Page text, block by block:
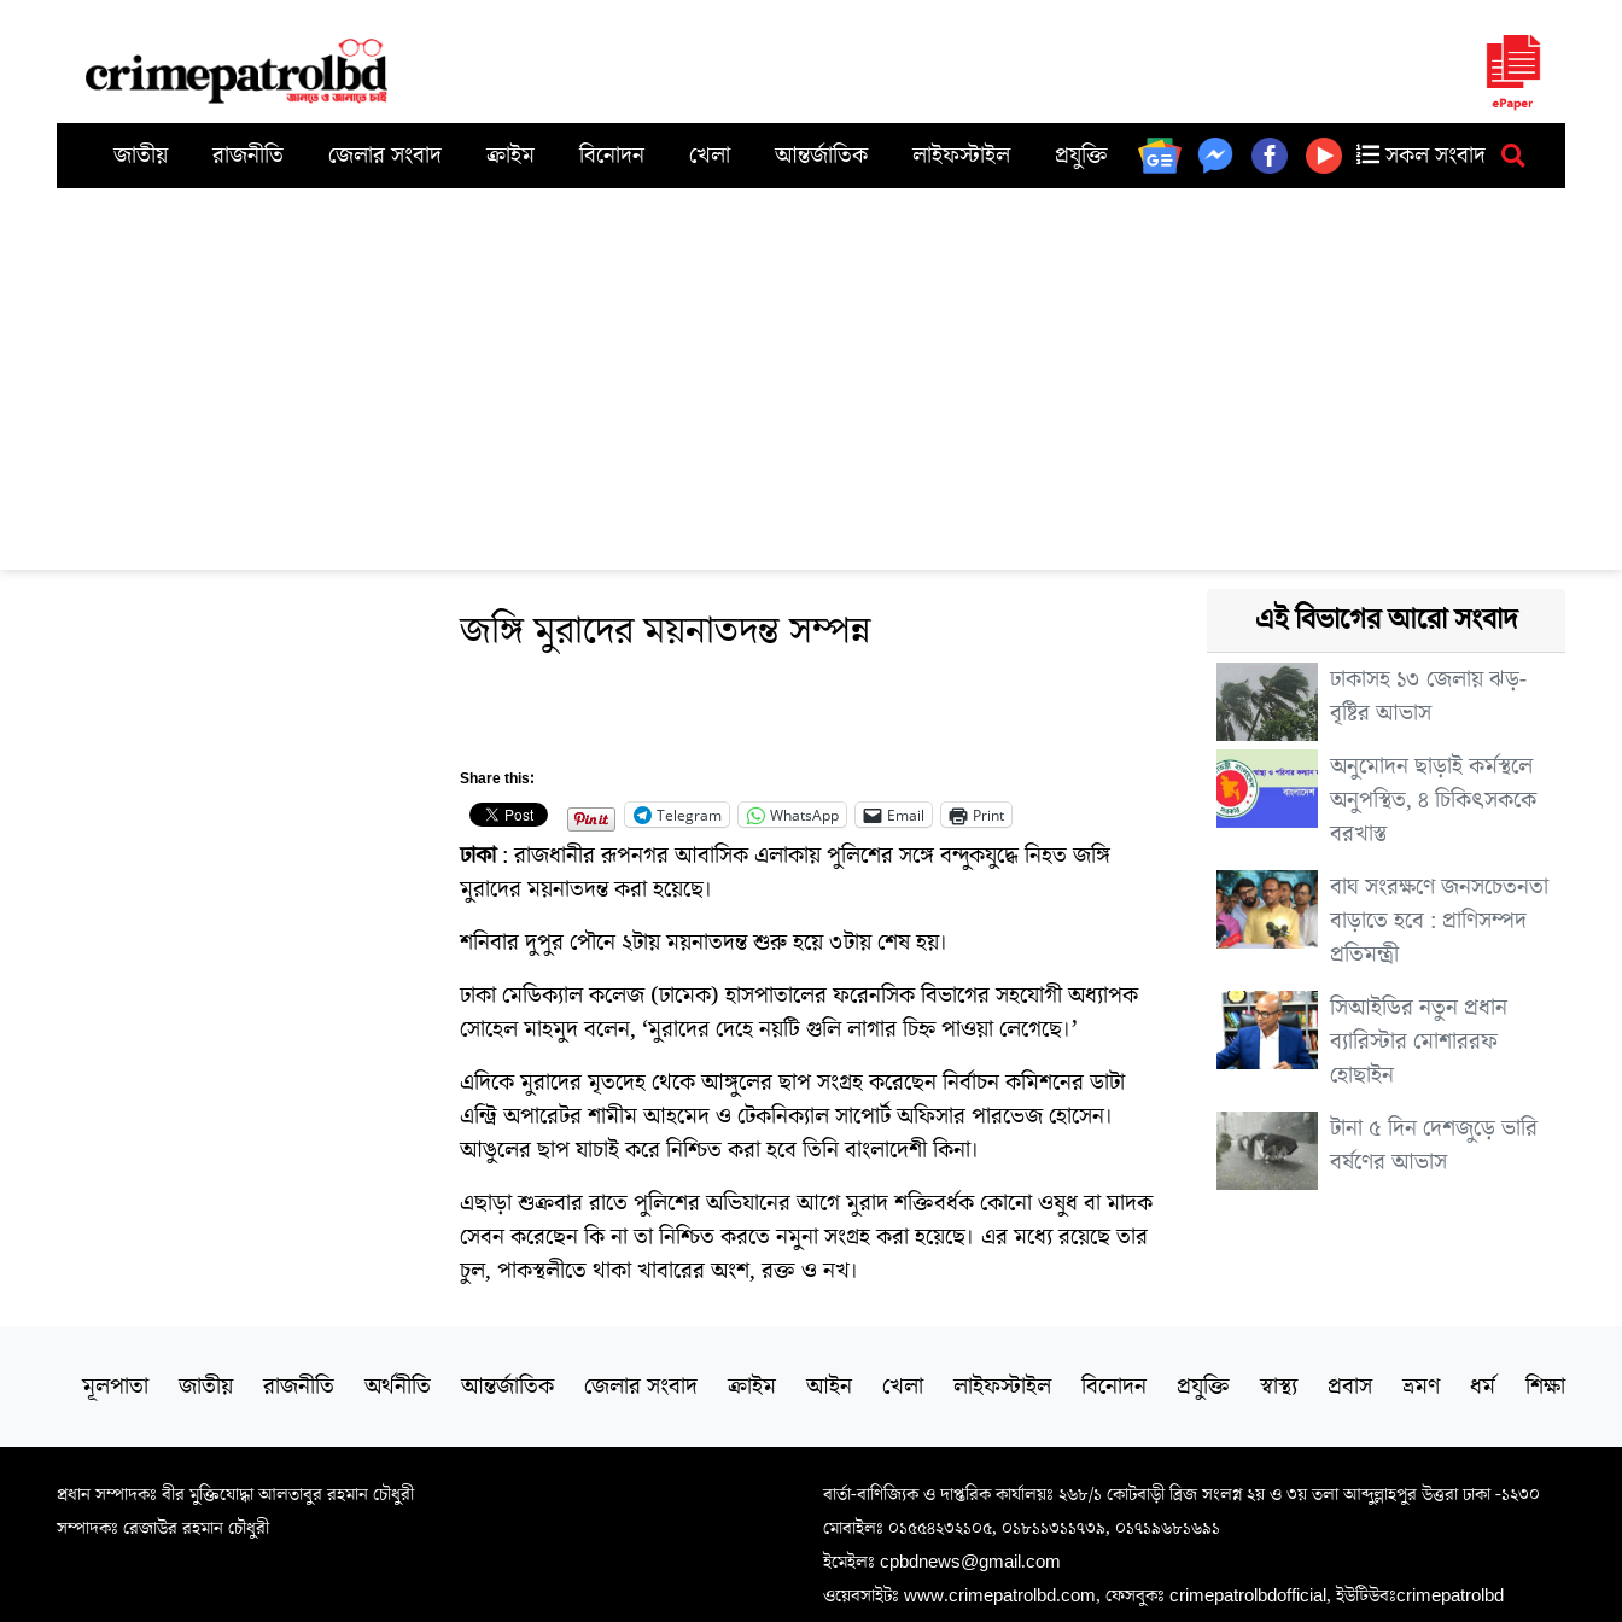
জাতীয় রাজনীতি জেলার সংবাদ ক্রাইম বিনোদন খেলা আন্তর্জাতিক লাইফস্টাইল প্রযুক্তি সকল সংবাদ
জঙ্গি মুরাদের ময়নাতদন্ত সম্পন্ন
Share this:
Telegram
WhatsApp Email Print
ঢাকা: রাজধানীর রূপনগর আবাসিক এলাকায় পুলিশের সঙ্গে বন্দুকযুদ্ধে নিহত জঙ্গি
মুরাদের ময়নাতদন্ত করা হয়েছে।
শনিবার দুপুর পৌনে ২টায় ময়নাতদন্ত শুরু হয়ে ৩টায় শেষ হয়।
ঢাকা মেডিক্যাল কলেজ (ঢামেক) হাসপাতালের ফরেনসিক বিভাগের সহযোগী অধ্যাপক
সোহেল মাহমুদ বলেন, ‘মুরাদের দেহে নয়টি গুলি লাগার চিহ্ন পাওয়া লেগেছে।’
এদিকে মুরাদের মৃতদেহ থেকে আঙ্গুলের ছাপ সংগ্রহ করেছেন নির্বাচন কমিশনের ডাটা
এন্ট্রি অপারেটর শামীম আহমেদ ও টেকনিক্যাল সাপোর্ট অফিসার পারভেজ হোসেন।
আঙুলের ছাপ যাচাই করে নিশ্চিত করা হবে তিনি বাংলাদেশী কিনা।
এছাড়া শুক্রবার রাতে পুলিশের অভিযানের আগে মুরাদ শক্তিবর্ধক কোনো ওষুধ বা মাদক
সেবন করেছেন কি না তা নিশ্চিত করতে নমুনা সংগ্রহ করা হয়েছে। এর মধ্যে রয়েছে তার
চুল, পাকস্থলীতে থাকা খাবারের অংশ, রক্ত ও নখ।
এই বিভাগের আরো সংবাদ
ঢাকাসহ ১৩ জেলায় ঝড়-
বৃষ্টির আভাস
অনুমোদন ছাড়াই কর্মস্থলে
অনুপস্থিত, ৪ চিকিৎসককে
বরখাস্ত
বাঘ সংরক্ষণে জনসচেতনতা
বাড়াতে হবে : প্রাণিসম্পদ
প্রতিমন্ত্রী
সিআইডির নতুন প্রধান
ব্যারিস্টার মোশাররফ
হোছাইন
টানা ৫ দিন দেশজুড়ে ভারি
বর্ষণের আভাস
মূলপাতা জাতীয় রাজনীতি অর্থনীতি আন্তর্জাতিক জেলার সংবাদ ক্রাইম আইন খেলা লাইফস্টাইল বিনোদন প্রযুক্তি স্বাস্থ্য প্রবাস ভ্রমণ ধর্ম শিক্ষা
প্রধান সম্পাদকঃ বীর মুক্তিযোদ্ধা আলতাবুর রহমান চৌধুরী
সম্পাদকঃ রেজাউর রহমান চৌধুরী
বার্তা-বাণিজ্যিক ও দাপ্তরিক কার্যালয়ঃ ২৬৮/১ কোটবাড়ী ব্রিজ সংলগ্ন ২য় ও ৩য় তলা আব্দুল্লাহপুর উত্তরা ঢাকা -১২৩০
মোবাইলঃ ০১৫৫৪২৩২১০৫, ০১৮১১৩১১৭৩৯, ০১৭১৯৬৮১৬৯১
ইমেইলঃ cpbdnews@gmail.com
ওয়েবসাইটঃ www.crimepatrolbd.com, ফেসবুকঃ crimepatrolbdofficial, ইউটিউবঃcrimepatrolbd